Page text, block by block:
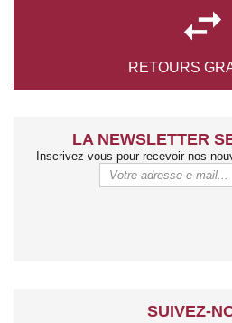

RETOURS
LA NEWSLETTER
Inscrivez-vous pour recevoir nos
SUIVEZ-